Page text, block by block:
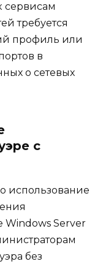
сервисам
требуется
профиль или
в
о сетевых
с
использование
Server
без